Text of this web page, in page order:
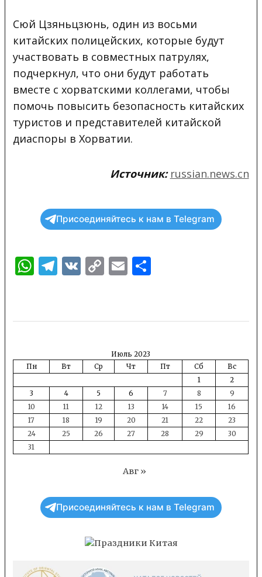
Сюй Цзяньцзюнь, один из восьми
китайских полицейских, которые будут
участвовать в совместных патрулях,
подчеркнул, что они будут работать
вместе с хорватскими коллегами, чтобы
помочь повысить безопасность китайских
туристов и представителей китайской
диаспоры в Хорватии.
Источник: russian.news.cn
Присоединяйтесь к нам в Telegram
WhatsApp
Telegram
VKCopyEmail
Июль 2023
Пн
Вт Ср Чт Пт Сб
Вс
1
2
3
4 5 6 7 8
9
10
11 12 13 14 15
16
17
18 19 20 21 22
23
24
25 26 27 28 29
30
31
Авг »
Присоединяйтесь к нам в Telegram